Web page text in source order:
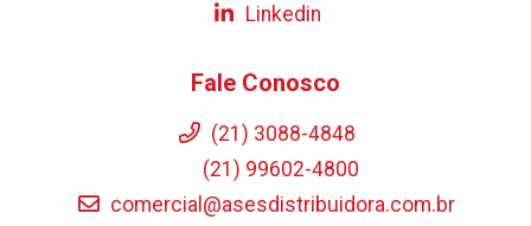
Linkedin
Fale Conosco
(21) 3088-4848
(21) 99602-4800
comercial@asesdistribuidora.com.br